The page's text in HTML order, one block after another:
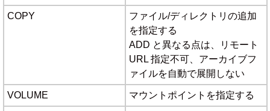
COPY
ファイル/ディレクトリの追加
を指定する
ADD と異なる点は、リモート
URL 指定不可、アーカイブフ
ァイルを自動で展開しない
VOLUME マウントポイントを指定する